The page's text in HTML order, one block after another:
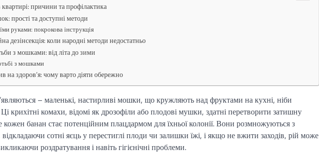
причини та профілактика
прості та доступні методи
руками: покрокова інструкція
дезінсекція: коли народні методи недостатньо
з мошками: від літа до зими
з мошками
на здоров’я: чому варто діяти обережно
– маленькі, настирливі мошки, що кружляють над фруктами на кухні, ніби
Ці крихітні комахи, відомі як дрозофіли або плодові мушки, здатні перетворити затишну
банан стає потенційним плацдармом для їхньої колонії. Вони розмножуються з
сотні яєць у перестиглі плоди чи залишки їжі, і якщо не вжити заходів, рій може
роздратування і навіть гігієнічні проблеми.